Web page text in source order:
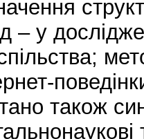
– у
також